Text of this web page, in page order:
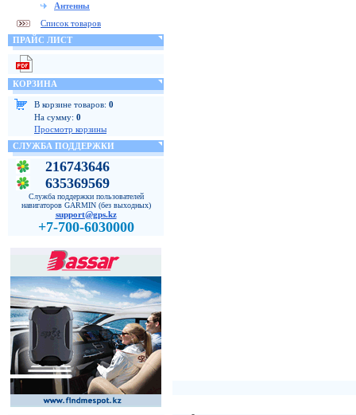
Антенны
Список товаров
ПРАЙС ЛИСТ
КОРЗИНА
В корзине товаров: 0
На сумму: 0
Просмотр корзины
СЛУЖБА ПОДДЕРЖКИ
216743646
635369569
Служба поддержки пользователей
навигаторов GARMIN (без выходных)
support@gps.kz
+7-700-6030000